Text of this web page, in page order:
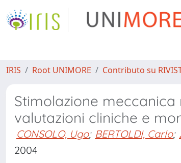
IRIS Root UNIMORE Contributo su
Stimolazione
valutazioni cliniche e
CONSOLO, Ugo; BERTOLDI, Carlo;
2004